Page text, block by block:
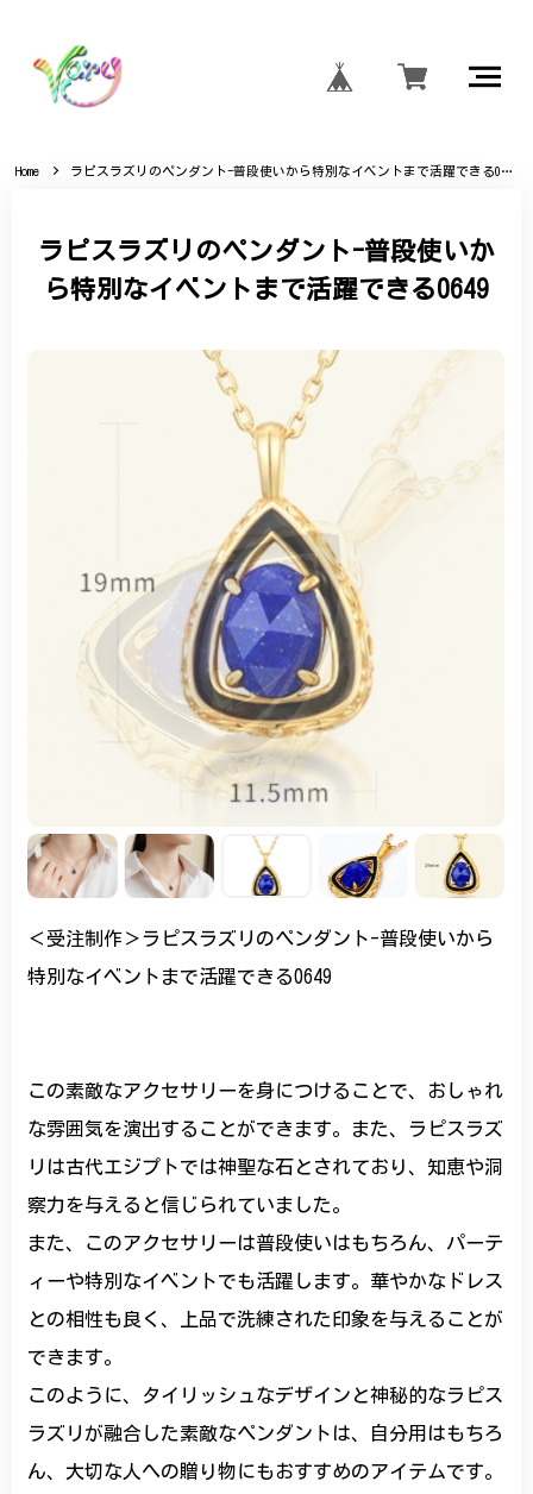
Home ラピスラズリのペンダント-普段使いから特別なイベントまで活躍できる0649
ラピスラズリのペンダント-普段使いか
ら特別なイベントまで活躍できる0649
＜受注制作＞ラピスラズリのペンダント-普段使いから
特別なイベントまで活躍できる0649
この素敵なアクセサリーを身につけることで、おしゃれ
な雰囲気を演出することができます。また、ラピスラズ
リは古代エジプトでは神聖な石とされており、知恵や洞
察力を与えると信じられていました。
また、このアクセサリーは普段使いはもちろん、パーテ
ィーや特別なイベントでも活躍します。華やかなドレス
との相性も良く、上品で洗練された印象を与えることが
できます。
このように、タイリッシュなデザインと神秘的なラピス
ラズリが融合した素敵なペンダントは、自分用はもちろ
ん、大切な人への贈り物にもおすすめのアイテムです。